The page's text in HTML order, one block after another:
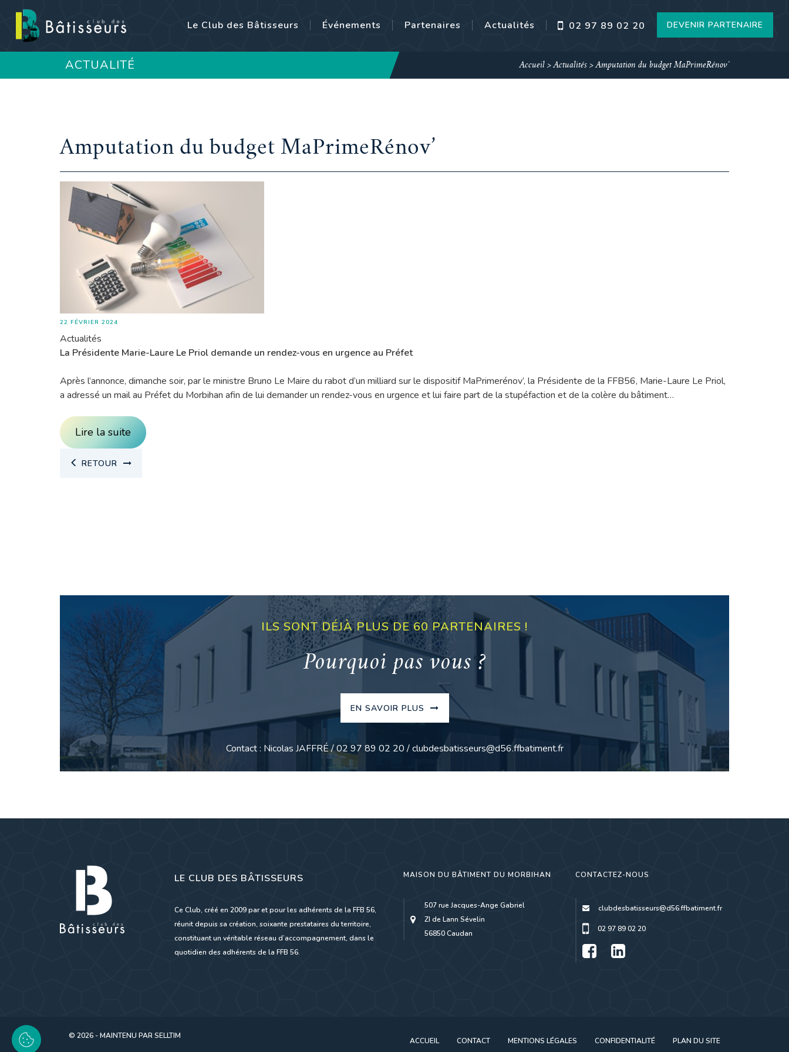
Le Club des Bâtisseurs Événements Partenaires Actualités 02 97 89 02 20 DEVENIR PARTENAIRE
ACTUALITÉ Accueil >Actualités >Amputation du budget MaPrimeRénov’
Amputation du budget MaPrimeRénov’
22 FÉVRIER 2024
Actualités
La Présidente Marie-Laure Le Priol demande un rendez-vous en urgence au Préfet
Après l’annonce, dimanche soir, par le ministre Bruno Le Maire du rabot d’un milliard sur le dispositif MaPrimerénov’, la Présidente de la FFB56, Marie-Laure Le Priol,
a adressé un mail au Préfet du Morbihan afin de lui demander un rendez-vous en urgence et lui faire part de la stupéfaction et de la colère du bâtiment…
Lire la suite
RETOUR
ILS SONT DÉJÀ PLUS DE 60 PARTENAIRES !
Pourquoi pas vous ?
EN SAVOIR PLUS
Contact : Nicolas JAFFRÉ / 02 97 89 02 20 / clubdesbatisseurs@d56.ffbatiment.fr
LE CLUB DES BÂTISSEURS
Ce Club, créé en 2009 par et pour les adhérents de la FFB 56,
réunit depuis sa création, soixante prestataires du territoire,
constituant un véritable réseau d’accompagnement, dans le
quotidien des adhérents de la FFB 56.
MAISON DU BÂTIMENT DU MORBIHAN
507 rue Jacques-Ange Gabriel
ZI de Lann Sévelin
56850 Caudan
CONTACTEZ-NOUS
clubdesbatisseurs@d56.ffbatiment.fr
02 97 89 02 20
© 2026 - MAINTENU PARSELLTIM
ACCUEIL CONTACT MENTIONS LÉGALES CONFIDENTIALITÉ PLAN DU SITE